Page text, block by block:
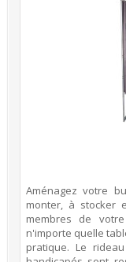
Aménagez votre
monter, à stocker
membres de
n'importe quelle
pratique. Le